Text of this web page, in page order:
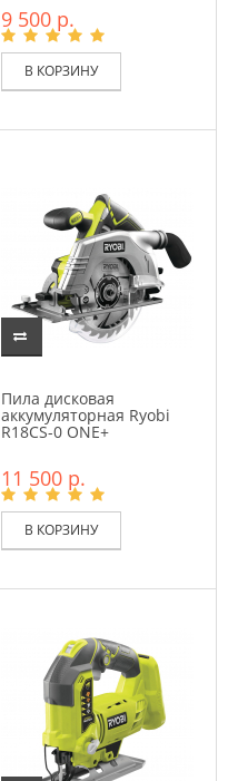
9 500 р.
В КОРЗИНУ
Пила дисковая
аккумуляторная Ryobi
R18CS-0 ONE+
11 500 р.
В КОРЗИНУ